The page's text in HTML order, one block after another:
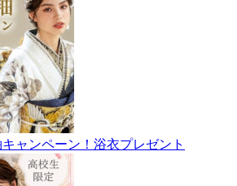
ャンペーン！浴衣プレゼント